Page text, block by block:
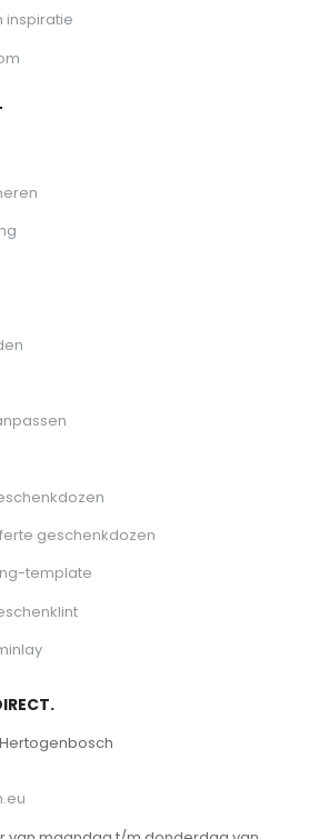
inspiratie
geschenkdozen
template